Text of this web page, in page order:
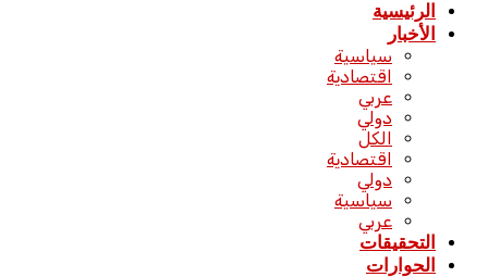
الرئيسية
الأخبار
سياسية
اقتصادية
عربي
دولي
الكل
اقتصادية
دولي
سياسية
عربي
التحقيقات
الحوارات